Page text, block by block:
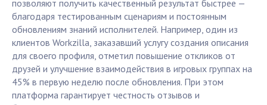
позволяют получить качественный результат быстрее —
благодаря тестированным сценариям и постоянным
обновлениям знаний исполнителей. Например, один из
клиентов Workzilla, заказавший услугу создания описания
для своего профиля, отметил повышение откликов от
друзей и улучшение взаимодействия в игровых группах на
45% в первую неделю после обновления. При этом
платформа гарантирует честность отзывов и